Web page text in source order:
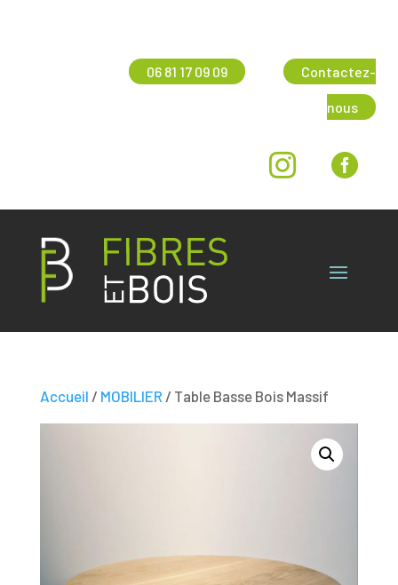
06 81 17 09 09 Contactez-
nous
 
Accueil / MOBILIER / Table Basse Bois Massif